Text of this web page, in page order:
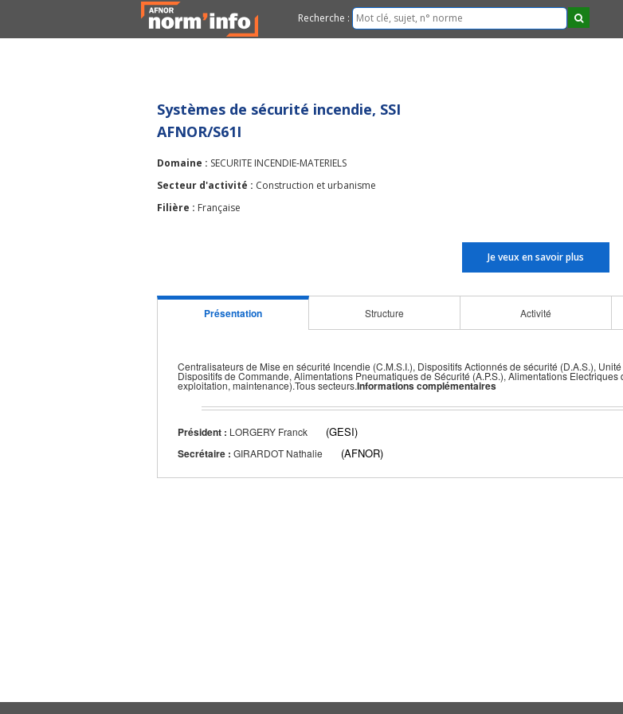
Recherche :
Systèmes de sécurité incendie, SSI
AFNOR/S61I
Domaine : SECURITE INCENDIE-MATERIELS
Secteur d'activité : Construction et urbanisme
Filière : Française
Je veux en savoir plus
Présentation Structure Activité
Centralisateurs de Mise en sécurité Incendie (C.M.S.I.), Dispositifs Actionnés de sécurité (D.A.S.),
Dispositifs de Commande, Alimentations Pneumatiques de Sécurité (A.P.S.), Alimentations
exploitation, maintenance).Tous secteurs.Informations complémentaires
Président : LORGERY Franck (GESI)
Secrétaire : GIRARDOT Nathalie (AFNOR)